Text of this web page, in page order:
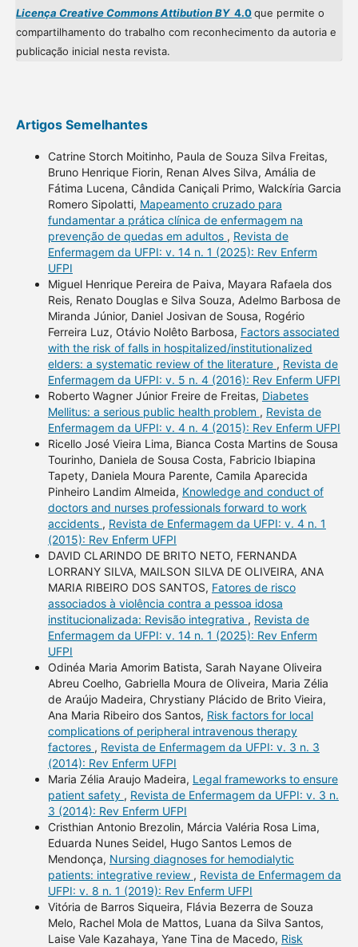
Licença Creative Commons Attibution BY4.0que permite o
compartilhamento do trabalho com reconhecimento da autoria e
publicação inicial nesta revista.
Artigos Semelhantes
Catrine Storch Moitinho, Paula de Souza Silva Freitas,
Bruno Henrique Fiorin, Renan Alves Silva, Amália de
Fátima Lucena, Cândida Caniçali Primo, Walckíria Garcia
Romero Sipolatti, Mapeamento cruzado para
fundamentar a prática clínica de enfermagem na
prevenção de quedas em adultos , Revista de
Enfermagem da UFPI: v. 14 n. 1 (2025): Rev Enferm
UFPI
Miguel Henrique Pereira de Paiva, Mayara Rafaela dos
Reis, Renato Douglas e Silva Souza, Adelmo Barbosa de
Miranda Júnior, Daniel Josivan de Sousa, Rogério
Ferreira Luz, Otávio Nolêto Barbosa, Factors associated
with the risk of falls in hospitalized/institutionalized
elders: a systematic review of the literature , Revista de
Enfermagem da UFPI: v. 5 n. 4 (2016): Rev Enferm UFPI
Roberto Wagner Júnior Freire de Freitas, Diabetes
Mellitus: a serious public health problem , Revista de
Enfermagem da UFPI: v. 4 n. 4 (2015): Rev Enferm UFPI
Ricello José Vieira Lima, Bianca Costa Martins de Sousa
Tourinho, Daniela de Sousa Costa, Fabricio Ibiapina
Tapety, Daniela Moura Parente, Camila Aparecida
Pinheiro Landim Almeida, Knowledge and conduct of
doctors and nurses professionals forward to work
accidents , Revista de Enfermagem da UFPI: v. 4 n. 1
(2015): Rev Enferm UFPI
DAVID CLARINDO DE BRITO NETO, FERNANDA
LORRANY SILVA, MAILSON SILVA DE OLIVEIRA, ANA
MARIA RIBEIRO DOS SANTOS, Fatores de risco
associados à violência contra a pessoa idosa
institucionalizada: Revisão integrativa , Revista de
Enfermagem da UFPI: v. 14 n. 1 (2025): Rev Enferm
UFPI
Odinéa Maria Amorim Batista, Sarah Nayane Oliveira
Abreu Coelho, Gabriella Moura de Oliveira, Maria Zélia
de Araújo Madeira, Chrystiany Plácido de Brito Vieira,
Ana Maria Ribeiro dos Santos, Risk factors for local
complications of peripheral intravenous therapy
factores , Revista de Enfermagem da UFPI: v. 3 n. 3
(2014): Rev Enferm UFPI
Maria Zélia Araujo Madeira, Legal frameworks to ensure
patient safety , Revista de Enfermagem da UFPI: v. 3 n.
3 (2014): Rev Enferm UFPI
Cristhian Antonio Brezolin, Márcia Valéria Rosa Lima,
Eduarda Nunes Seidel, Hugo Santos Lemos de
Mendonça, Nursing diagnoses for hemodialytic
patients: integrative review , Revista de Enfermagem da
UFPI: v. 8 n. 1 (2019): Rev Enferm UFPI
Vitória de Barros Siqueira, Flávia Bezerra de Souza
Melo, Rachel Mola de Mattos, Luana da Silva Santos,
Laise Vale Kazahaya, Yane Tina de Macedo, Risk